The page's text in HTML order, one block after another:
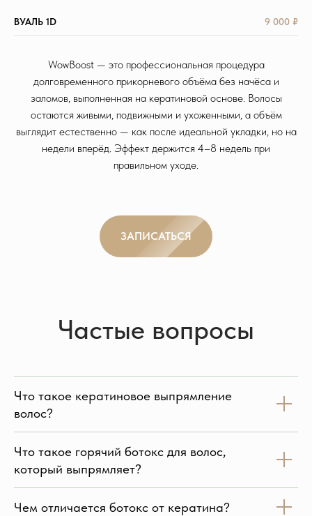
ВУАЛЬ 1D 9 000 ₽
WowBoost — это профессиональная процедура
долговременного прикорневого объёма без начёса и
заломов, выполненная на кератиновой основе. Волосы
остаются живыми, подвижными и ухоженными, а объём
выглядит естественно — как после идеальной укладки, но на
недели вперёд. Эффект держится 4–8 недель при
правильном уходе.
ЗАПИСАТЬСЯ
Частые вопросы
Что такое кератиновое выпрямление
волос?
Что такое горячий ботокс для волос,
который выпрямляет?
Чем отличается ботокс от кератина?